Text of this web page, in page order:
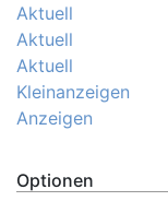
Aktuell
Aktuell
Aktuell
Kleinanzeigen
Anzeigen
Optionen